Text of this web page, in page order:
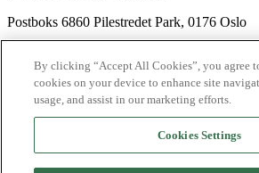
Postboks 6860 Pilestredet Park, 0176 Oslo
Nyhetsbrev
Ledige stillinger
Send inn manus
By clicking “Accept All Cookies”, you agree
cookies on your device to enhance site
usage, and assist in our marketing efforts.
Cookies Settings